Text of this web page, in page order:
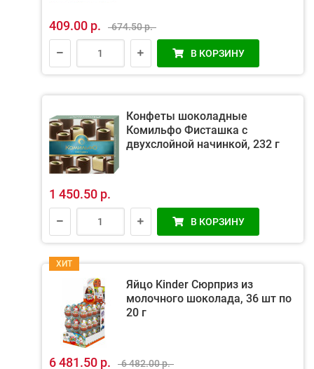
409.00 р. 674.50 р.
В КОРЗИНУ
Конфеты шоколадные
Комильфо Фисташка с
двухслойной начинкой, 232 г
1 450.50 р.
В КОРЗИНУ
ХИТ
Яйцо Kinder Сюрприз из
молочного шоколада, 36 шт по
20 г
6 481.50 р. 6 482.00 р.